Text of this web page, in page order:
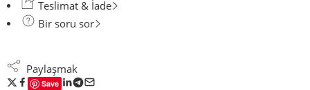
Teslimat & İade
Bir soru sor
Paylaşmak
Save